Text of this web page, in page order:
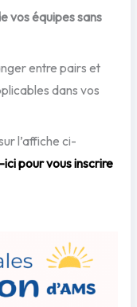
vos équipes sans
entre pairs et
dans vos
l’affiche ci-
pour vous inscrire